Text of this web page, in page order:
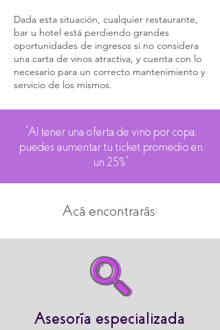
Dada esta situación, cualquier restaurante,
bar u hotel está perdiendo grandes
oportunidades de ingresos si no considera
una carta de vinos atractiva, y cuenta con lo
necesario para un correcto mantenimiento y
servicio de los mismos.
"Al tener una oferta de vino por copa,
puedes aumentar tu ticket promedio en
un 25%"
Acá encontrarás:
Asesoría especializada